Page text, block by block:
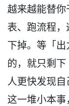
越来越能替
表、跑流程
下掉。等「
的，就只剩
人更快发现
这一堆小本事